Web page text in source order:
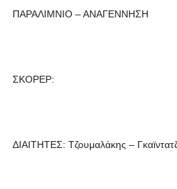
ΠΑΡΑΛΙΜΝΙΟ – ΑΝΑΓΕΝΝΗΣΗ
ΣΚΟΡΕΡ:
ΔΙΑΙΤΗΤΕΣ: Τζουμαλάκης –